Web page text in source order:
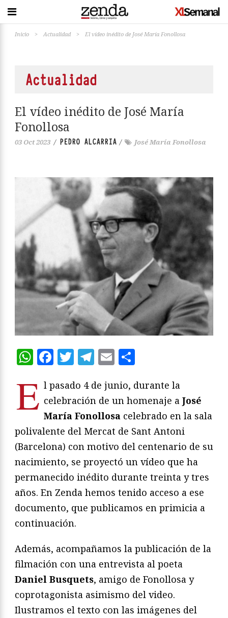
Inicio > Actualidad > El vídeo inédito de José María Fonollosa
Actualidad
El vídeo inédito de José María
Fonollosa
03 Oct 2023 / PEDRO ALCARRIA / José María Fonollosa
WhatsApp
Facebook
Twitter
Telegram
Email
E l pasado 4 de junio, durante la
celebración de un homenaje a José
María Fonollosa celebrado en la sala
polivalente del Mercat de Sant Antoni
(Barcelona) con motivo del centenario de su
nacimiento, se proyectó un vídeo que ha
permanecido inédito durante treinta y tres
años. En Zenda hemos tenido acceso a ese
documento, que publicamos en primicia a
continuación.
Además, acompañamos la publicación de la
filmación con una entrevista al poeta
Daniel Busquets, amigo de Fonollosa y
coprotagonista asimismo del video.
Ilustramos el texto con las imágenes del